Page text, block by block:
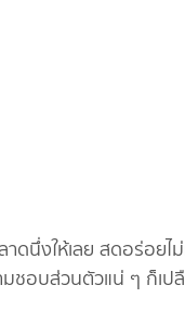
าดนึ่งให้เลย สดอร่อย
มชอบส่วนตัวแน่ ๆ ก็เ